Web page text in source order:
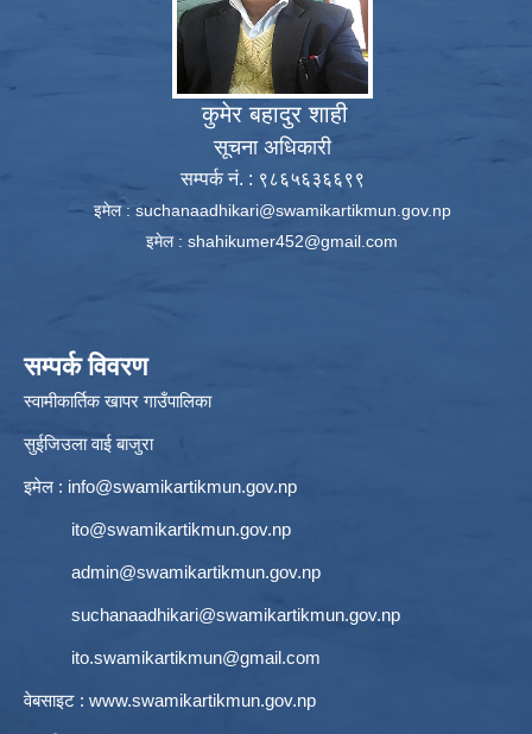
कुमेर बहादुर शाही
सूचना अधिकारी
सम्पर्क नं. : ९८६५६३६६९९
इमेल : suchanaadhikari@swamikartikmun.gov.np
इमेल : shahikumer452@gmail.com
सम्पर्क विवरण
स्वामीकार्तिक खापर गाउँपालिका
सुईजिउला वाई बाजुरा
इमेल : info@swamikartikmun.gov.np
ito@swamikartikmun.gov.np
admin@swamikartikmun.gov.np
suchanaadhikari@swamikartikmun.gov.np
ito.swamikartikmun@gmail.com
वेबसाइट : www.swamikartikmun.gov.np